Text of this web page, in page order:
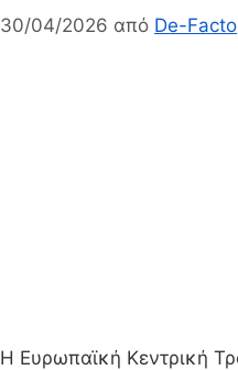
30/04/2026 από De-Facto
Η Ευρωπαϊκή Κεντρική